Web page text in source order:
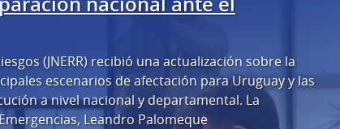
(JNERR) recibió una actualización sobre la
escenarios de afectación para Uruguay y las
a nivel nacional y departamental. La
Leandro Palomeque